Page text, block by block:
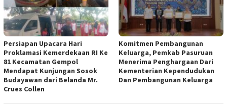
Persiapan Upacara Hari
Proklamasi Kemerdekaan RI Ke
81 Kecamatan Gempol
Mendapat Kunjungan Sosok
Budayawan dari Belanda Mr.
Crues Collen
Komitmen Pembangunan
Keluarga, Pemkab Pasuruan
Menerima Penghargaan Dari
Kementerian Kependudukan
Dan Pembangunan Keluarga